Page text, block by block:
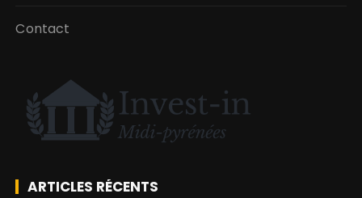
Contact
ARTICLES RÉCENTS